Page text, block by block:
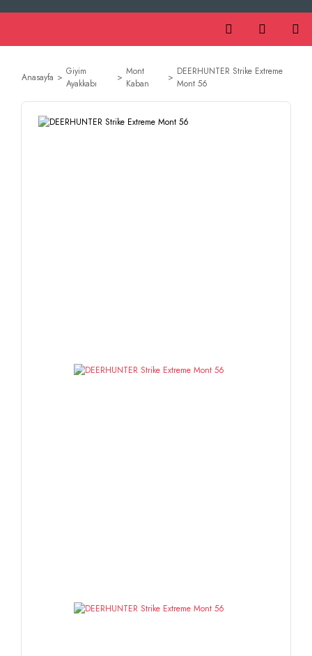
Anasayfa
Giyim
Ayakkabı
Mont
Kaban
DEERHUNTER Strike Extreme
Mont 56